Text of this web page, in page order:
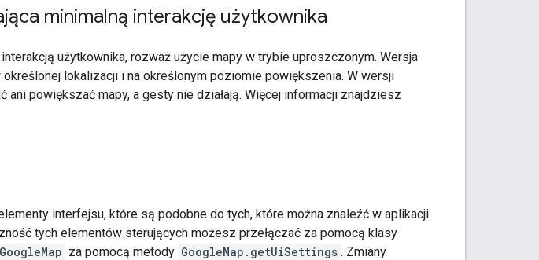
minimalną interakcję użytkownika
użytkownika, rozważ użycie mapy w trybie uproszczonym. Wersja
lokalizacji i na określonym poziomie powiększenia. W wersji
ani powiększać mapy, a gesty nie działają. Więcej informacji znajdziesz
interfejsu, które są podobne do tych, które można znaleźć w aplikacji
tych elementów sterujących możesz przełączać za pomocą klasy
GoogleMap za pomocą metody GoogleMap.getUiSettings . Zmiany